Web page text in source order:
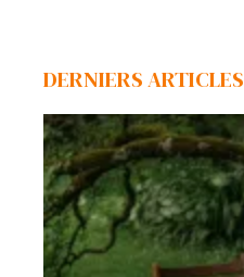
DERNIERS ARTICLES